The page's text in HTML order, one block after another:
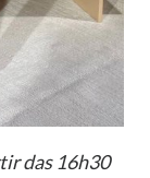
das 16h30